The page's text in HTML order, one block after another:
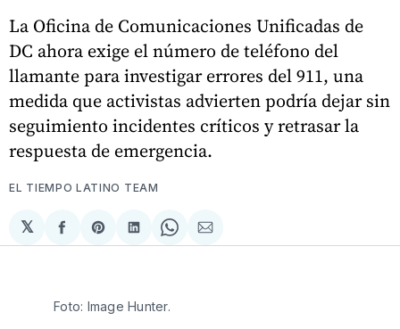
La Oficina de Comunicaciones Unificadas de
DC ahora exige el número de teléfono del
llamante para investigar errores del 911, una
medida que activistas advierten podría dejar sin
seguimiento incidentes críticos y retrasar la
respuesta de emergencia.
EL TIEMPO LATINO TEAM
𝕏
Compartir
en
Share
on
Compartir
en
Share
on
Compartir
via
Foto: Image Hunter.